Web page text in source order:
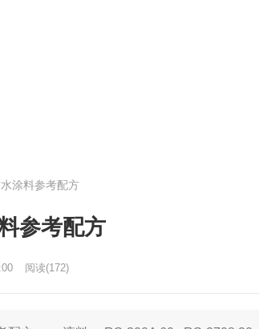
涂料参考配方
参考配方
阅读(172)